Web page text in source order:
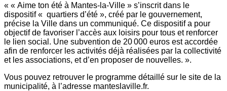
« « Aime ton été à Mantes-la-Ville » s’inscrit dans le
dispositif « quartiers d’été », créé par le gouvernement,
précise la Ville dans un communiqué. Ce dispositif a pour
objectif de favoriser l’accès aux loisirs pour tous et renforcer
le lien social. Une subvention de 20 000 euros est accordée
afin de renforcer les activités déjà réalisées par la collectivité
et les associations, et d’en proposer de nouvelles. ».
Vous pouvez retrouver le programme détaillé sur le site de la
municipalité, à l’adresse manteslaville.fr.